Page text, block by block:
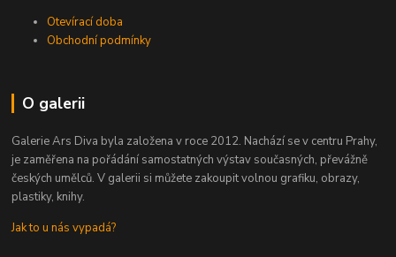
Otevírací doba
Obchodní podmínky
O galerii
Galerie Ars Diva byla založena v roce 2012. Nachází se v centru Prahy,
je zaměřena na pořádání samostatných výstav současných, převážně
českých umělců. V galerii si můžete zakoupit volnou grafiku, obrazy,
plastiky, knihy.
Jak to u nás vypadá?